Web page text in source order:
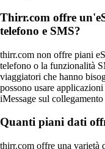
Thirr.com offre
telefono e SMS?
thirr.com non offre piani
telefono o la funzionalità
viaggiatori che hanno
possono usare
iMessage sul
Quanti piani dati
thirr.com offre una varietà